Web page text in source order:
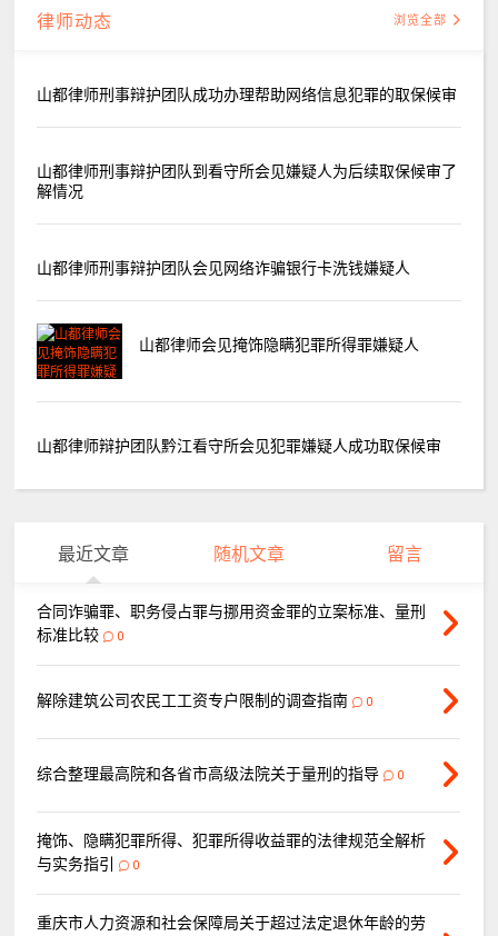
律师动态 浏览全部
山都律师刑事辩护团队成功办理帮助网络信息犯罪的取保候审
山都律师刑事辩护团队到看守所会见嫌疑人为后续取保候审了
解情况
山都律师刑事辩护团队会见网络诈骗银行卡洗钱嫌疑人
山都律师会见掩饰隐瞒犯罪所得罪嫌疑人
山都律师辩护团队黔江看守所会见犯罪嫌疑人成功取保候审
最近文章 随机文章 留言
合同诈骗罪、职务侵占罪与挪用资金罪的立案标准、量刑
标准比较
0
解除建筑公司农民工工资专户限制的调查指南 0
综合整理最高院和各省市高级法院关于量刑的指导 0
掩饰、隐瞒犯罪所得、犯罪所得收益罪的法律规范全解析
与实务指引
0
重庆市人力资源和社会保障局关于超过法定退休年龄的劳